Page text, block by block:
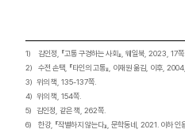
1)
김인정, 『고통 구경하는 사회』, 웨일북, 2023, 17쪽.
2)
수전 손택, 『타인의 고통』, 이재원 옮김, 이후,
3) 위의 책, 135-137쪽.
4) 위의 책, 154쪽.
5)
김인정, 같은 책, 262쪽.
6)
한강, 『작별하지 않는다』, 문학동네, 2021. 이하 인